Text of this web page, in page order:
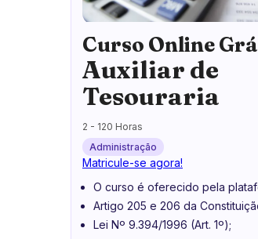
Curso Online
Auxiliar de
Tesouraria
2 - 120 Horas
Administração
Matricule-se agora!
O curso é oferecido pela
Artigo 205 e 206 da
Lei Nº 9.394/1996 (Art. 1º);